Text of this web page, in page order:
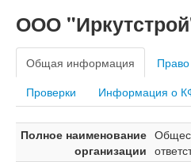
ООО
Общая информация Право
Проверки
Информация о
Полное наименование
организации